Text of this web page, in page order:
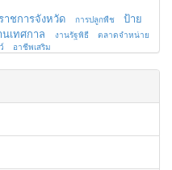
าชการจังหวัด การปลูกพืช
ป้าย
นเทศกาล งานรัฐพิธี
ตลาดจำหน่าย
อาชีพเสริม